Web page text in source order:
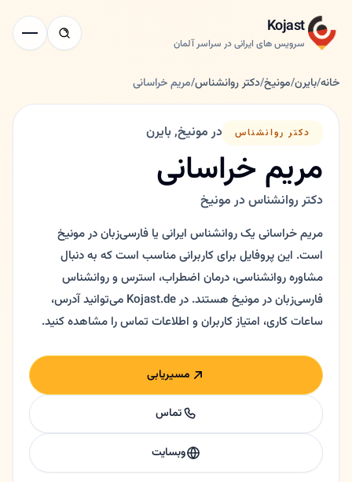
Kojast
سرویس های ایرانی در سراسر آلمان
خانه/بایرن/مونیخ/دکتر روانشناس/مریم خراسانی
دکتر روانشناس در مونیخ, بایرن
مریم خراسانی
دکتر روانشناس در مونیخ
مریم خراسانی یک روانشناس ایرانی یا فارسی‌زبان در مونیخ
است. این پروفایل برای کاربرانی مناسب است که به دنبال
مشاوره روانشناسی، درمان اضطراب، استرس و روانشناس
فارسی‌زبان در مونیخ هستند. در Kojast.de می‌توانید آدرس،
ساعات کاری، امتیاز کاربران و اطلاعات تماس را مشاهده کنید.
مسیریابی
تماس
وبسایت